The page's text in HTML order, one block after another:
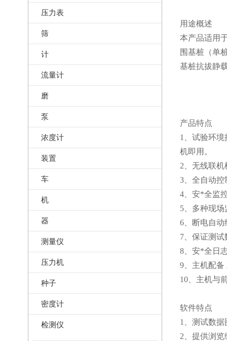
压力表
筛
计
流量计
磨
泵
浓度计
装置
车
机
器
测量仪
压力机
种子
密度计
检测仪
用途概述
本产品适用
围基桩（单
基桩抗拔静
产品特点
1、试验环
机即用。
2、无线联
3、全自动
4、安*全监
5、多种现
6、断电自
7、保证测
8、安*全日
9、主机配备
10、主机与
软件特点
1、测试数
2、提供浏